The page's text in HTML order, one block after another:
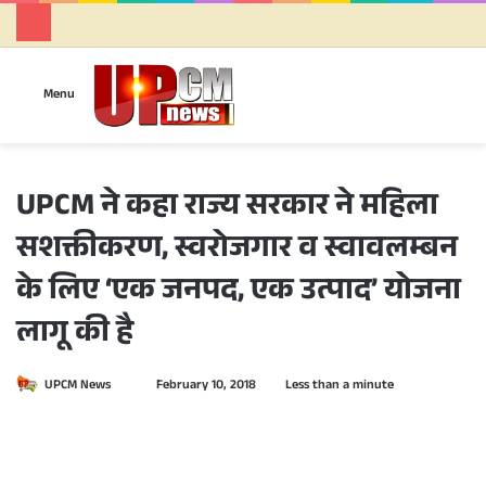
Menu
UPCM ने कहा राज्य सरकार ने महिला
सशक्तीकरण, स्वरोजगार व स्वावलम्बन
के लिए ‘एक जनपद, एक उत्पाद’ योजना
लागू की है
UPCM News February 10, 2018 Less than a minute